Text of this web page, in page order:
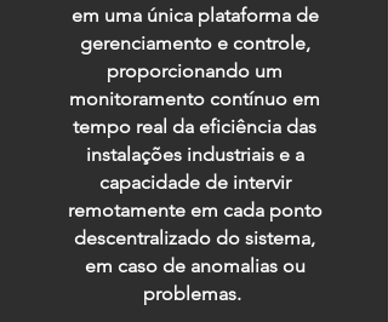
em uma única plataforma de
gerenciamento e controle,
proporcionando um
monitoramento contínuo em
tempo real da eficiência das
instalações industriais e a
capacidade de intervir
remotamente em cada ponto
descentralizado do sistema,
em caso de anomalias ou
problemas.